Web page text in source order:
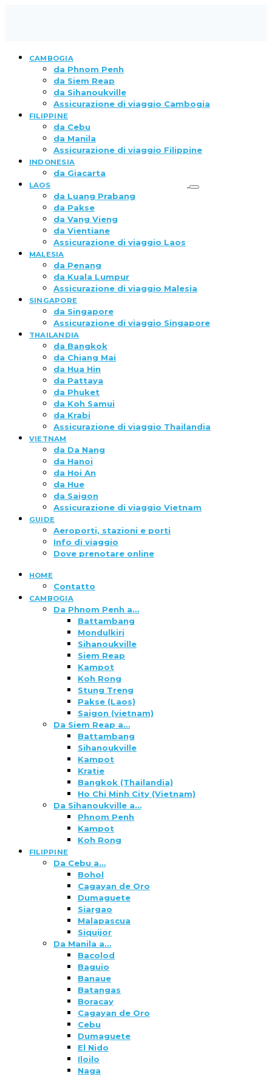
CAMBOGIA
da Phnom Penh
da Siem Reap
da Sihanoukville
Assicurazione di viaggio Cambogia
FILIPPINE
da Cebu
da Manila
Assicurazione di viaggio Filippine
INDONESIA
da Giacarta
LAOS
da Luang Prabang
da Pakse
da Vang Vieng
da Vientiane
Assicurazione di viaggio Laos
MALESIA
da Penang
da Kuala Lumpur
Assicurazione di viaggio Malesia
SINGAPORE
da Singapore
Assicurazione di viaggio Singapore
THAILANDIA
da Bangkok
da Chiang Mai
da Hua Hin
da Pattaya
da Phuket
da Koh Samui
da Krabi
Assicurazione di viaggio Thailandia
VIETNAM
da Da Nang
da Hanoi
da Hoi An
da Hue
da Saigon
Assicurazione di viaggio Vietnam
GUIDE
Aeroporti, stazioni e porti
Info di viaggio
Dove prenotare online
HOME
Contatto
CAMBOGIA
Da Phnom Penh a…
Battambang
Mondulkiri
Sihanoukville
Siem Reap
Kampot
Koh Rong
Stung Treng
Pakse (Laos)
Saigon (vietnam)
Da Siem Reap a…
Battambang
Sihanoukville
Kampot
Kratie
Bangkok (Thailandia)
Ho Chi Minh City (Vietnam)
Da Sihanoukville a…
Phnom Penh
Kampot
Koh Rong
FILIPPINE
Da Cebu a…
Bohol
Cagayan de Oro
Dumaguete
Siargao
Malapascua
Siquijor
Da Manila a…
Bacolod
Baguio
Banaue
Batangas
Boracay
Cagayan de Oro
Cebu
Dumaguete
El Nido
Iloilo
Naga